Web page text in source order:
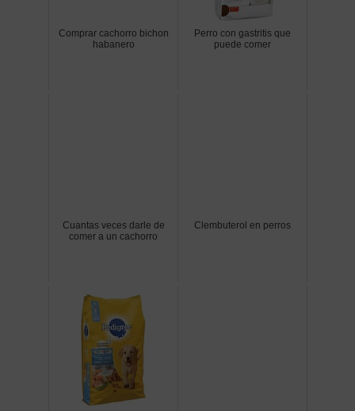
Comprar cachorro bichon
habanero
Perro con gastritis que
puede comer
Cuantas veces darle de
comer a un cachorro
Clembuterol en perros